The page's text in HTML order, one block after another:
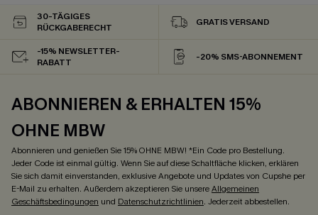
30-TÄGIGES
RÜCKGABERECHT
GRATIS VERSAND
-15% NEWSLETTER-
RABATT
-20% SMS-ABONNEMENT
ABONNIEREN & ERHALTEN 15%
OHNE MBW
Abonnieren und genießen Sie 15% OHNE MBW! *Ein Code pro Bestellung.
Jeder Code ist einmal gültig. Wenn Sie auf diese Schaltfläche klicken, erklären
Sie sich damit einverstanden, exklusive Angebote und Updates von Cupshe per
E-Mail zu erhalten. Außerdem akzeptieren Sie unsereAllgemeinen
Geschäftsbedingungen und Datenschutzrichtlinien. Jederzeit abbestellen.